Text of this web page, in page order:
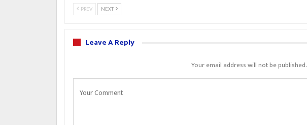
PREV NEXT
Leave A Reply
Your email address will not be published.